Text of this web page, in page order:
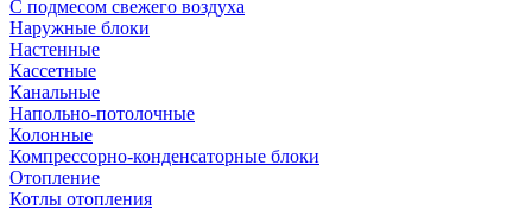
С подмесом свежего воздуха
Наружные блоки
Настенные
Кассетные
Канальные
Напольно-потолочные
Колонные
Компрессорно-конденсаторные блоки
Отопление
Котлы отопления